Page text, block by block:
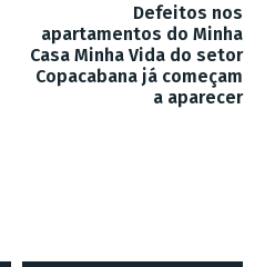
Defeitos nos
apartamentos do Minha
Casa Minha Vida do setor
Copacabana já começam
a aparecer